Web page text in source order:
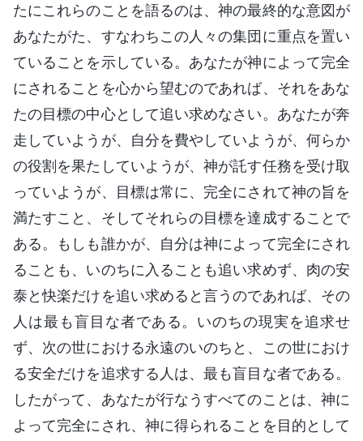
たにこれらのことを語るのは、神の最終的な意図が
あなたがた、すなわちこの人々の集団に重点を置い
ていることを示している。あなたが神によって完全
にされることを心から望むのであれば、それをあな
たの目標の中心として追い求めなさい。あなたが奔
走していようが、自分を費やしていようが、何らか
の役割を果たしていようが、神が託す任務を受け取
っていようが、目標は常に、完全にされて神の旨を
満たすこと、そしてそれらの目標を達成することで
ある。もしも誰かが、自分は神によって完全にされ
ることも、いのちに入ることも追い求めず、肉の安
泰と快楽だけを追い求めると言うのであれば、その
人は最も盲目な者である。いのちの現実を追求せ
ず、次の世における永遠のいのちと、この世におけ
る安全だけを追求する人は、最も盲目な者である。
したがって、あなたが行なうすべてのことは、神に
よって完全にされ、神に得られることを目的として